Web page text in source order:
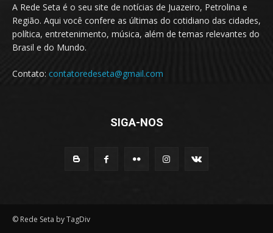
A Rede Seta é o seu site de notícias de Juazeiro, Petrolina e
Região. Aqui você confere as últimas do cotidiano das cidades,
política, entretenimento, música, além de temas relevantes do
Brasil e do Mundo.
Contato: contatoredeseta@gmail.com
SIGA-NOS
© Rede Seta by TagDiv